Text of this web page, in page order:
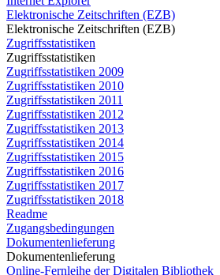
Elektronische Zeitschriften (EZB)
Elektronische Zeitschriften (EZB)
Zugriffsstatistiken
Zugriffsstatistiken
Zugriffsstatistiken 2009
Zugriffsstatistiken 2010
Zugriffsstatistiken 2011
Zugriffsstatistiken 2012
Zugriffsstatistiken 2013
Zugriffsstatistiken 2014
Zugriffsstatistiken 2015
Zugriffsstatistiken 2016
Zugriffsstatistiken 2017
Zugriffsstatistiken 2018
Readme
Zugangsbedingungen
Dokumentenlieferung
Dokumentenlieferung
Online-Fernleihe der Digitalen Bibliothek